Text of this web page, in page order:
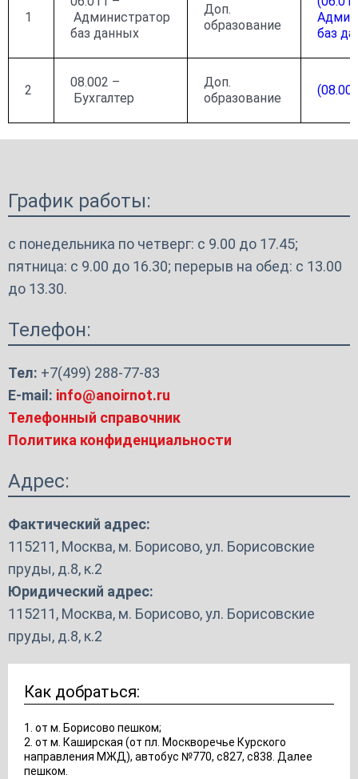
1
Администратор
баз данных
Доп.
образование
баз
2
08.002 –
Бухгалтер
Доп.
образование
График работы:
с понедельника по четверг: с 9.00 до 17.45;
пятница: с 9.00 до 16.30; перерыв на обед: с 13.00
до 13.30.
Телефон:
Тел: +7(499) 288-77-83
E-mail: info@anoirnot.ru
Телефонный справочник
Политика конфиденциальности
Адрес:
Фактический адрес:
115211, Москва, м. Борисово, ул. Борисовские
пруды, д.8, к.2
Юридический адрес:
115211, Москва, м. Борисово, ул. Борисовские
пруды, д.8, к.2
Как добраться:
1. от м. Борисово пешком;
2. от м. Каширская (от пл. Москворечье Курского
направления МЖД), автобус №770, с827, с838. Далее
пешком.